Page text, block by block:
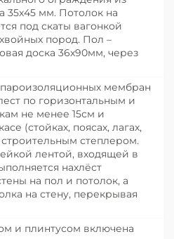
35х45 мм. Потолок на
под скаты вагонкой
пород. Пол –
доска 36х90мм, через
мембран
по горизонтальным и
не менее 15см и
(стойках, поясах, лагах,
строительным степлером.
лентой, входящей в
нахлёст
на пол и потолок, а
на стену, перекрывая
и плинтусом включена